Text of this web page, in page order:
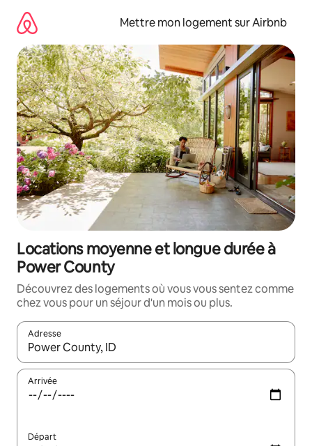
directement
contenu
Mettre mon logement sur Airbnb
Locations moyenne et longue durée à
Power County
Découvrez des logements où vous vous sentez comme
chez vous pour un séjour d'un mois ou plus.
Adresse
Lorsque les résultats s'affichent, utilisez les flèches vers le
Arrivée
Départ